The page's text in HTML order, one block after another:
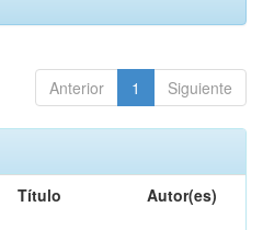
Anterior 1 Siguiente
Título Autor(es)